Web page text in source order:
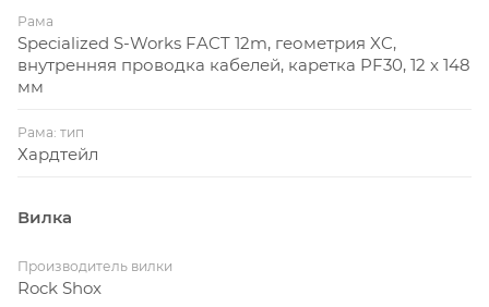
Рама
Specialized S-Works FACT 12m, геометрия XC,
внутренняя проводка кабелей, каретка PF30, 12 x 148
мм
Рама: тип
Хардтейл
Вилка
Производитель вилки
Rock Shox